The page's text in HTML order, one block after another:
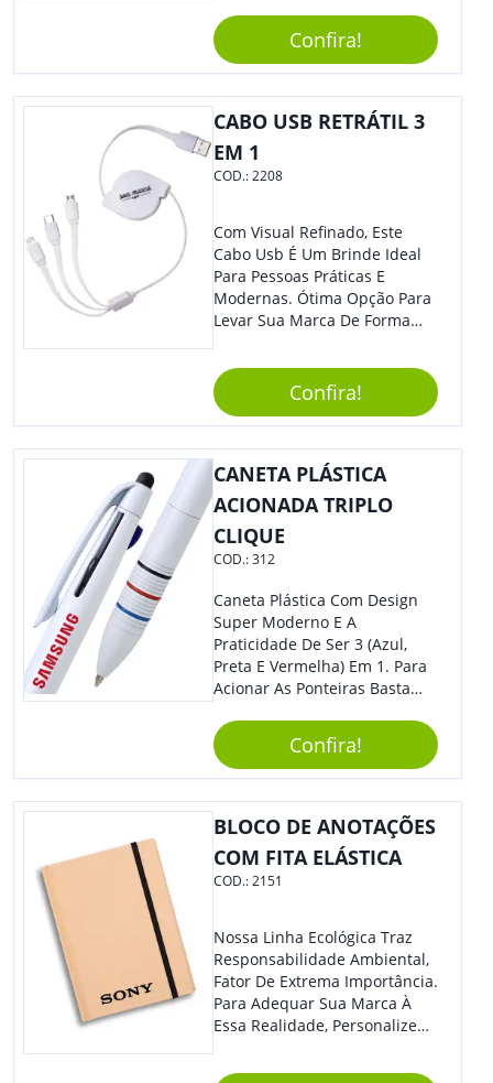
Sua Marca Com Muito Estilo E
Acrescentar Ainda Mais
Praticidade À Eventos E Feiras
De Exposição.
Confira!
CABO USB RETRÁTIL 3
EM 1
COD.:2208
Com Visual Refinado, Este
Cabo Usb É Um Brinde Ideal
Para Pessoas Práticas E
Modernas. Ótima Opção Para
Levar Sua Marca De Forma
Sua Empresa Em Eventos,
Reuniões Corporativas Ou Até
Mesmo Para Presentear
Colaboradores E Parceiros De
Sua Empresa.
Confira!
CANETA PLÁSTICA
ACIONADA TRIPLO
CLIQUE
COD.:312
Caneta Plástica Com Design
Super Moderno E A
Praticidade De Ser 3 (Azul,
Preta E Vermelha) Em 1. Para
Acionar As Ponteiras Basta
Baixo.
Confira!
BLOCO DE ANOTAÇÕES
COM FITA ELÁSTICA
COD.:2151
Nossa Linha Ecológica Traz
Responsabilidade Ambiental,
Fator De Extrema Importância.
Para Adequar Sua Marca À
Essa Realidade, Personalize
Anotações Com Post-It E